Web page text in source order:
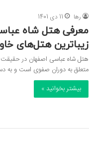
رها 11 دی 1401
معرفی هتل شاه
زیباترین هتل‌‌های
هتل شاه عباسی اصفهان در حقیقت
متعلق به دوران صفوی است و به
بیشتر بخوانید »